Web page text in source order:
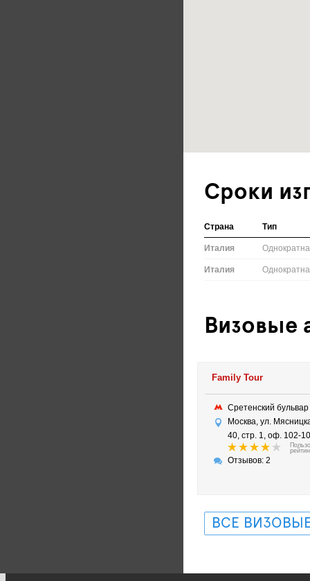
Сроки
Страна Тип
Италия
Италия
Визовые
Family Tour
Сретенский
Москва, ул.
40, стр. 1, оф. 102-
Отзывов: 2
ВСЕ